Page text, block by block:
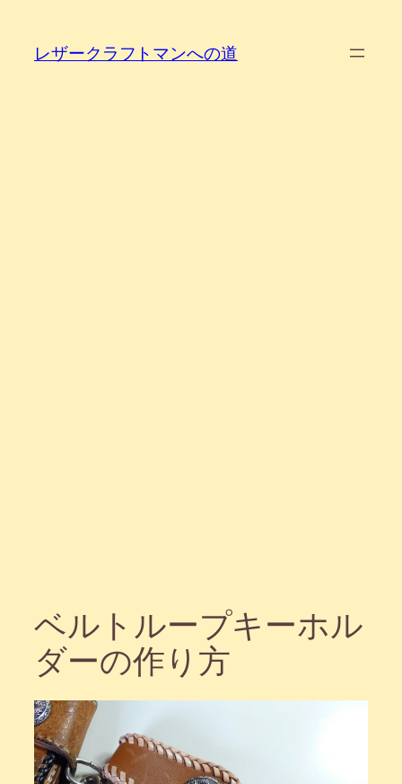
レザークラフトマンへの道
ベルトループキーホル
ダーの作り方